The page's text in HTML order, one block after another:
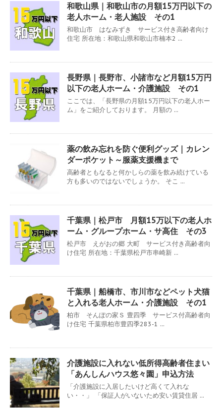
和歌山県｜和歌山市の月額15万円以下の
老人ホーム・老人施設 その1
和歌山市 はなみずき サービス付き高齢者向け
住宅 所在地：和歌山県和歌山市楠本2 ...
長野県｜長野市、小諸市など月額15万円
以下の老人ホーム・介護施設 その1
ここでは、「長野県の月額15万円以下の老人ホー
ム」をご紹介しております。 月額の ...
薬の飲み忘れを防ぐ便利グッズ｜カレン
ダーポケット～服薬支援機まで
高齢者ともなると何かしらの薬を飲み続けている
方も多いのではないでしょうか。 そこ ...
千葉県｜松戸市 月額15万以下の老人ホ
ーム・グループホーム・サ高住 その3
松戸市 えがおの郷 大町 サービス付き高齢者向
け住宅 所在地：千葉県松戸市串崎新 ...
千葉県｜船橋市、市川市などペット犬猫
と入れる老人ホーム・介護施設 その1
柏市 そんぽの家Ｓ 豊四季 サービス付高齢者向
け住宅 千葉県柏市豊四季283-1 ...
介護施設に入れない低所得高齢者住まい
「あんしんハウス悠々園」申込方法
「介護施設に入居したいけど高くて入れな
い・・」 「保証人がいないため安い賃貸住居 ...